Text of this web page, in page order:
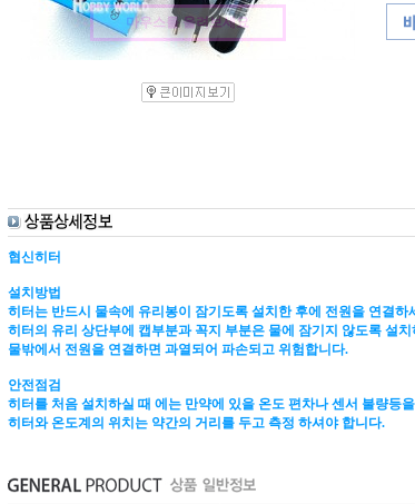
마우스를 올려보세요
협신히터
설치방법
히터는 반드시 물속에 유리봉이 잠기도록 설치한 후에 전원을 연결하
히터의 유리 상단부에 캡부분과 꼭지 부분은 물에 잠기지 않도록 설치
물밖에서 전원을 연결하면 과열되어 파손되고 위험합니다.
안전점검
히터를 처음 설치하실 때 에는 만약에 있을 온도 편차나 센서 불량등
히터와 온도계의 위치는 약간의 거리를 두고 측정 하셔야 합니다.